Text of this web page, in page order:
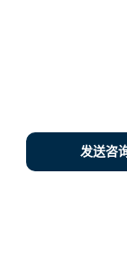
发送咨